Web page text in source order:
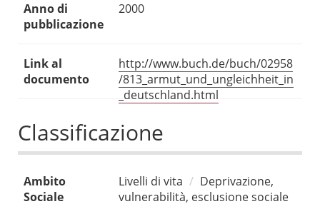
Anno di
pubblicazione
2000
Link al
documento
http://www.buch.de/buch/02958
/813_armut_und_ungleichheit_in
_deutschland.html
Classificazione
Ambito
Sociale
Livelli di vita
Deprivazione,
vulnerabilità, esclusione sociale